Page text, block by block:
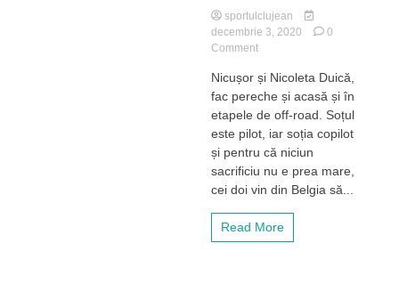
sportulclujean
decembrie 3, 2020
0
Commenton
de
la
2500
kilometri
să
participe
la
de
off-
Nicușor și Nicoleta Duică,
fac pereche și acasă și în
etapele de off-road. Soțul
este pilot, iar soția copilot
și pentru că niciun
sacrificiu nu e prea mare,
cei doi vin din Belgia să...
Read More